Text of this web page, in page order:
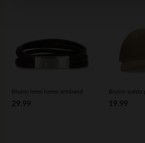
Bruine leren heren armband
29.99
Bruine suède
19.99